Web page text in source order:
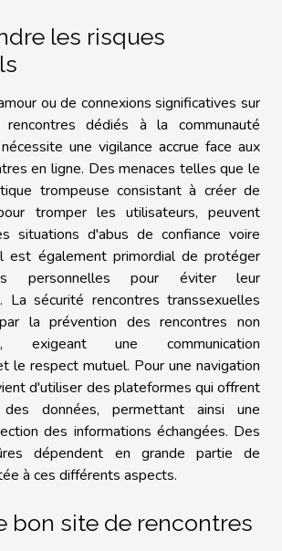
les risques
ou de connexions significatives sur
dédiés à la communauté
une vigilance accrue face aux
en ligne. Des menaces telles que le
trompeuse consistant à créer de
tromper les utilisateurs, peuvent
situations d'abus de confiance voire
est également primordial de protéger
personnelles pour éviter leur
La sécurité rencontres transsexuelles
la prévention des rencontres non
exigeant une communication
le respect mutuel. Pour une navigation
d'utiliser des plateformes qui offrent
données, permettant ainsi une
des informations échangées. Des
dépendent en grande partie de
à ces différents aspects.
bon site de rencontres